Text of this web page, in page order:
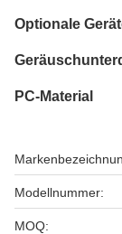
Optionale
PC-Material
Modellnummer:
MOQ: